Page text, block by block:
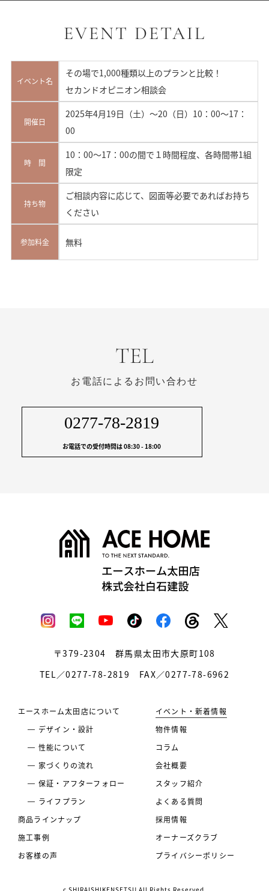
EVENT DETAIL
イベント名
その場で1,000種類以上のプランと比較！
セカンドオピニオン相談会
開催日
2025年4月19日（土）～20（日）10：00～17：
00
時 間
10：00～17：00の間で１時間程度、各時間帯1組
限定
持ち物
ご相談内容に応じて、図面等必要であればお持ち
ください
参加料金 無料
TEL
お電話によるお問い合わせ
0277-78-2819
お電話での受付時間は 08:30 - 18:00
〒379-2304群馬県太田市大原町108
TEL／0277-78-2819 FAX／0277-78-6962
エースホーム太田店について
デザイン・設計
性能について
家づくりの流れ
保証・アフターフォロー
ライフプラン
商品ラインナップ
施工事例
お客様の声
イベント・新着情報
物件情報
コラム
会社概要
スタッフ紹介
よくある質問
採用情報
オーナーズクラブ
プライバシーポリシー